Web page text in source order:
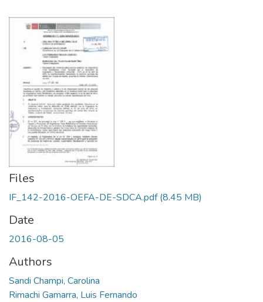
Files
IF_142-2016-OEFA-DE-SDCA.pdf(8.45 MB)
Date
2016-08-05
Authors
Sandi Champi, Carolina
Rimachi Gamarra, Luis Fernando